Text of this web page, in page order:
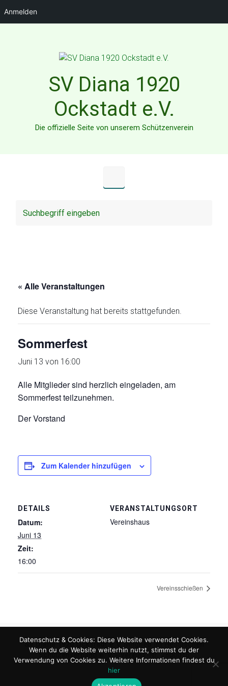
Anmelden
SV Diana 1920
Ockstadt e.V.
Die offizielle Seite von unserem Schützenverein
« Alle Veranstaltungen
Diese Veranstaltung hat bereits stattgefunden.
Sommerfest
Juni 13 von 16:00
Alle Mitglieder sind herzlich eingeladen, am
Sommerfest teilzunehmen.
Der Vorstand
Zum Kalender hinzufügen
DETAILS
Datum:
Juni 13
Zeit:
16:00
VERANSTALTUNGSORT
Vereinshaus
Vereinsschießen
SV Diana 1920 Ockstadt e.V.Mitglied im Hessischen
Schützenverband e. V. - Vereins-Nr. 2800016
Datenschutz & Cookies: Diese Website verwendet Cookies.
Wenn du die Website weiterhin nutzt, stimmst du der
Verwendung von Cookies zu. Weitere Informationen findest du
hier